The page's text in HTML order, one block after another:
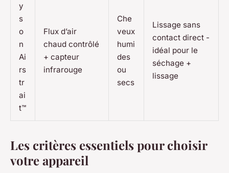
y
s
o
n
Ai
rs
tr
ai
t™
Flux d’air
chaud contrôlé
+ capteur
infrarouge
Che
veux
humi
des
ou
secs
Lissage sans
contact direct -
idéal pour le
séchage +
lissage
Les critères essentiels pour choisir
votre appareil